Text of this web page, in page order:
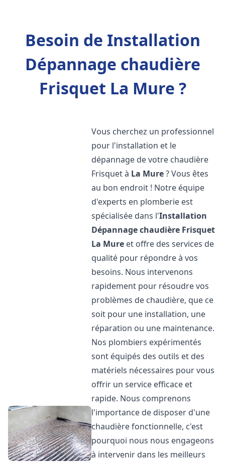
Besoin de Installation
Dépannage chaudière
Frisquet La Mure ?
Vous cherchez un professionnel
pour l'installation et le
dépannage de votre chaudière
Frisquet à La Mure? Vous êtes
au bon endroit ! Notre équipe
d'experts en plomberie est
spécialisée dans l'Installation
Dépannage chaudière Frisquet
La Mure et offre des services de
qualité pour répondre à vos
besoins. Nous intervenons
rapidement pour résoudre vos
problèmes de chaudière, que ce
soit pour une installation, une
réparation ou une maintenance.
Nos plombiers expérimentés
sont équipés des outils et des
matériels nécessaires pour vous
offrir un service efficace et
rapide. Nous comprenons
l'importance de disposer d'une
chaudière fonctionnelle, c'est
pourquoi nous nous engageons
à intervenir dans les meilleurs